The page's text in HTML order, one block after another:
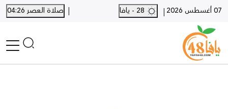
07 أغسطس 2026 |
| صلاة العصر 04:26